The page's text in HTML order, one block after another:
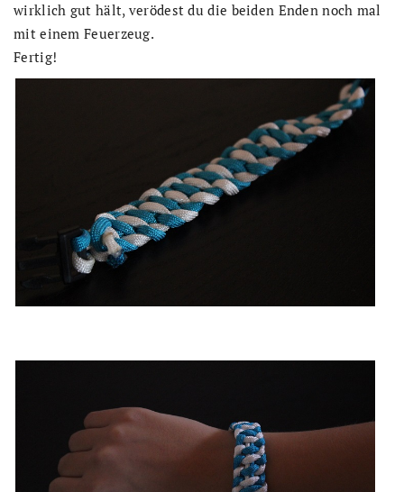
wirklich gut hält, verödest du die beiden Enden noch mal
mit einem Feuerzeug.
Fertig!